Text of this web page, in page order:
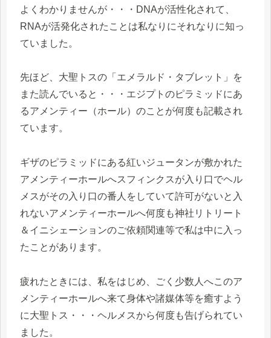
よくわかりませんが・・・DNAが活性化されて、
RNAが活発化されたことは私なりにそれなりに知っ
ていました。
先ほど、大聖トスの「エメラルド・タブレット」を
また読んでいると・・・エジプトのピラミッドにあ
るアメンティー（ホール）のことが何度も記載され
ています。
ギザのピラミッドにある紅いジュータンが敷かれた
アメンティーホールへスフィンクスが入り口でヘル
メスがその入り口の番人をしていて許可がないと入
れないアメンティーホールへ何度も神社リトリート
＆イニシェーションのご依頼関連等で私は中に入っ
たことがあります。
疲れたときには、私をはじめ、ごく少数人へこのア
メンティーホールへ来て身体や諸媒体等を癒すよう
に大聖トス・・・ヘルメスから何度も告げられてい
ました。